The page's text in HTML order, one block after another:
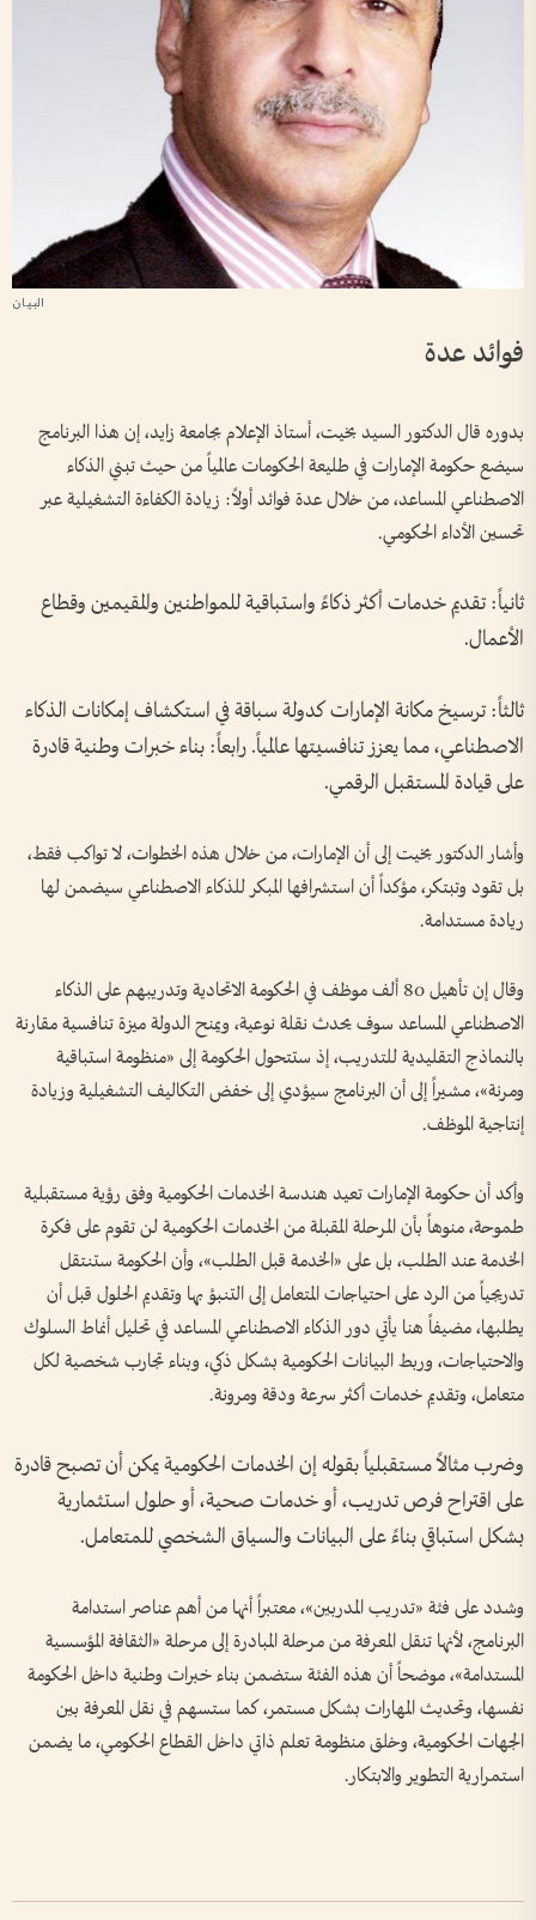
فوائد عدة
بدوره قال الدكتور السيد بخيت، أستاذ الإعلام بجامعة زايد، إن هذا البرنامج
سيضع حكومة الإمارات في طليعة الحكومات عالمياً من حيث تبني الذكاء
الاصطناعي المساعد، من خلال عدة فوائد أولاً: زيادة الكفاءة التشغيلية عبر
تحسين الأداء الحكومي.
ثانياً: تقديم خدمات أكثر ذكاءً واستباقية للمواطنين والمقيمين وقطاع
الأعمال.
ثالثاً: ترسيخ مكانة الإمارات كدولة سباقة في استكشاف إمكانات الذكاء
الاصطناعي، مما يعزز تنافسيتها عالمياً. رابعاً: بناء خبرات وطنية قادرة
على قيادة المستقبل الرقمي.
وأشار الدكتور بخيت إلى أن الإمارات، من خلال هذه الخطوات، لا تواكب فقط،
بل تقود وتبتكر، مؤكداً أن استشرافها المبكر للذكاء الاصطناعي سيضمن لها
ريادة مستدامة.
وقال إن تأهيل 80 ألف موظف في الحكومة الاتحادية وتدريبهم على الذكاء
الاصطناعي المساعد سوف يحدث نقلة نوعية، ويمنح الدولة ميزة تنافسية مقارنة
بالنماذج التقليدية للتدريب، إذ ستتحول الحكومة إلى «منظومة استباقية
ومرنة»، مشيراً إلى أن البرنامج سيؤدي إلى خفض التكاليف التشغيلية وزيادة
إنتاجية الموظف.
وأكد أن حكومة الإمارات تعيد هندسة الخدمات الحكومية وفق رؤية مستقبلية
طموحة، منوهاً بأن المرحلة المقبلة من الخدمات الحكومية لن تقوم على فكرة
الخدمة عند الطلب، بل على «الخدمة قبل الطلب»، وأن الحكومة ستنتقل
تدريجياً من الرد على احتياجات المتعامل إلى التنبؤ بها وتقديم الحلول قبل أن
يطلبها، مضيفاً هنا يأتي دور الذكاء الاصطناعي المساعد في تحليل أنماط السلوك
والاحتياجات، وربط البيانات الحكومية بشكل ذكي، وبناء تجارب شخصية لكل
متعامل، وتقديم خدمات أكثر سرعة ودقة ومرونة.
وضرب مثالاً مستقبلياً بقوله إن الخدمات الحكومية يمكن أن تصبح قادرة
على اقتراح فرص تدريب، أو خدمات صحية، أو حلول استثمارية
بشكل استباقي بناءً على البيانات والسياق الشخصي للمتعامل.
وشدد على فئة «تدريب المدربين»، معتبراً أنها من أهم عناصر استدامة
البرنامج، لأنها تنقل المعرفة من مرحلة المبادرة إلى مرحلة «الثقافة المؤسسية
المستدامة»، موضحاً أن هذه الفئة ستضمن بناء خبرات وطنية داخل الحكومة
نفسها، وتحديث المهارات بشكل مستمر، كما ستسهم في نقل المعرفة بين
الجهات الحكومية، وخلق منظومة تعلم ذاتي داخل القطاع الحكومي، ما يضمن
استمرارية التطوير والابتكار.